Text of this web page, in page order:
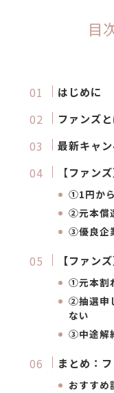
目
はじめに
ファンズと
最新キャ
【ファン
①1円か
②元本償
③優良企
【ファン
①元本割
②抽選申
ない
③中途解
まとめ：
おすすめ